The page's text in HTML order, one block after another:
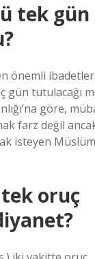
tek
önemli
gün tutulacağı
göre,
farz değil
isteyen
oruç